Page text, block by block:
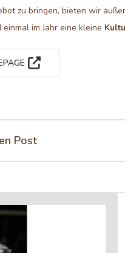
zu bringen, bieten wir
im Jahr eine kleine
Post